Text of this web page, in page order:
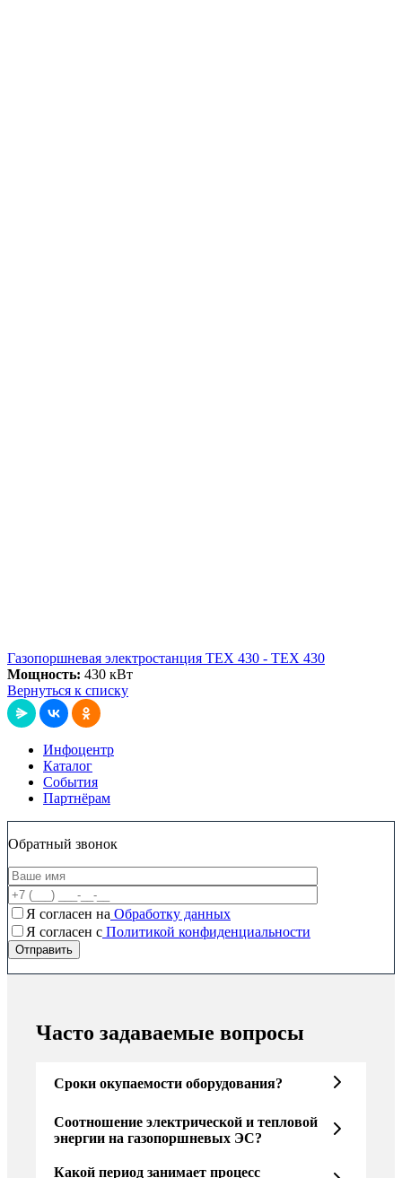
Газопоршневая электростанция ТЕХ 430 - ТЕХ 430
Мощность: 430 кВт
Вернуться к списку
Инфоцентр
Каталог
События
Партнёрам
Обратный звонок
Я согласен на Обработку данных
Я согласен c Политикой конфиденциальности
Часто задаваемые вопросы
Сроки окупаемости оборудования?
Соотношение электрической и тепловой
энергии на газопоршневых ЭС?
Какой период занимает процесс